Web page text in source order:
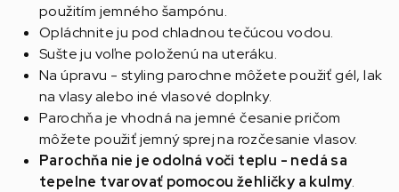
použitím jemného šampónu.
Opláchnite ju pod chladnou tečúcou vodou.
Sušte ju voľne položenú na uteráku.
Na úpravu - styling parochne môžete použiť gél, lak
na vlasy alebo iné vlasové doplnky.
Parochňa je vhodná na jemné česanie pričom
môžete použiť jemný sprej na rozčesanie vlasov.
Parochňa nie je odolná voči teplu - nedá sa
tepelne tvarovať pomocou žehličky a kulmy.